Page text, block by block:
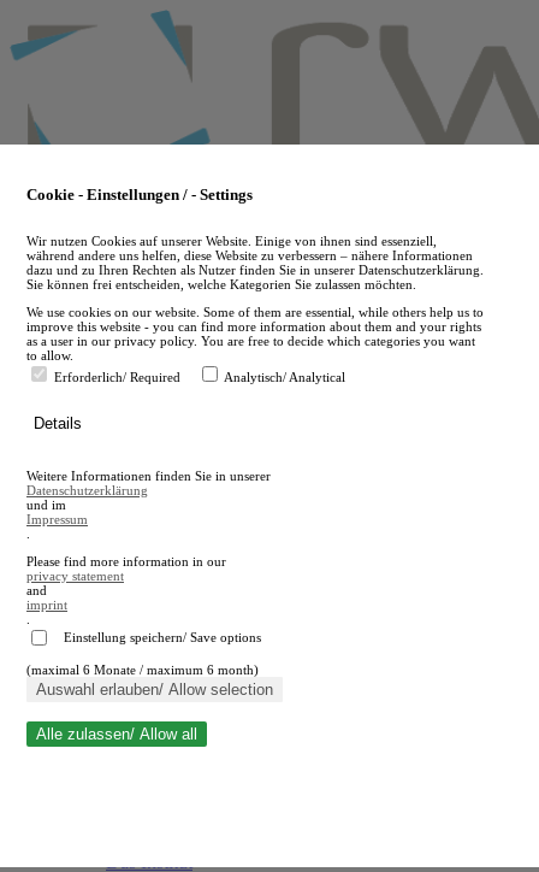
to
main
en
A
A
Suche schließen
Cookie - Einstellungen / - Settings
Wir nutzen Cookies auf unserer Website. Einige von ihnen sind essenziell,
während andere uns helfen, diese Website zu verbessern – nähere Informationen
dazu und zu Ihren Rechten als Nutzer finden Sie in unserer Datenschutzerklärung.
Sie können frei entscheiden, welche Kategorien Sie zulassen möchten.
We use cookies on our website. Some of them are essential, while others help us to
improve this website - you can find more information about them and your rights
as a user in our privacy policy. You are free to decide which categories you want
to allow.
Erforderlich/ Required
Analytisch/ Analytical
Details
Weitere Informationen finden Sie in unserer
Datenschutzerklärung
und im
Impressum
Please find more information in our
privacy statement
and
imprint
Einstellung speichern/ Save options
(maximal 6 Monate / maximum 6 month)
Auswahl erlauben/ Allow selection
Alle zulassen/ Allow all